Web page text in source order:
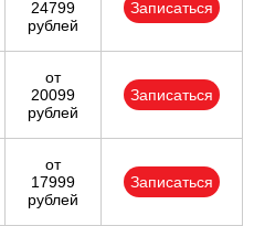
24799
рублей
Записаться
от
20099
рублей
Записаться
от
17999
рублей
Записаться